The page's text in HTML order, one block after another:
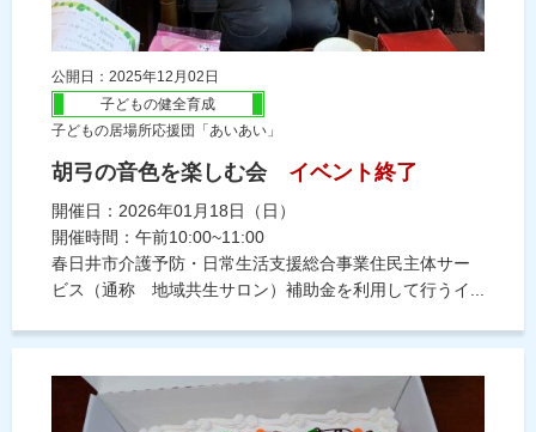
公開日：2025年12月02日
子どもの健全育成
子どもの居場所応援団「あいあい」
胡弓の音色を楽しむ会 イベント終了
開催日：2026年01月18日（日）
開催時間：午前10:00~11:00
春日井市介護予防・日常生活支援総合事業住民主体サー
ビス（通称 地域共生サロン）補助金を利用して行うイ...